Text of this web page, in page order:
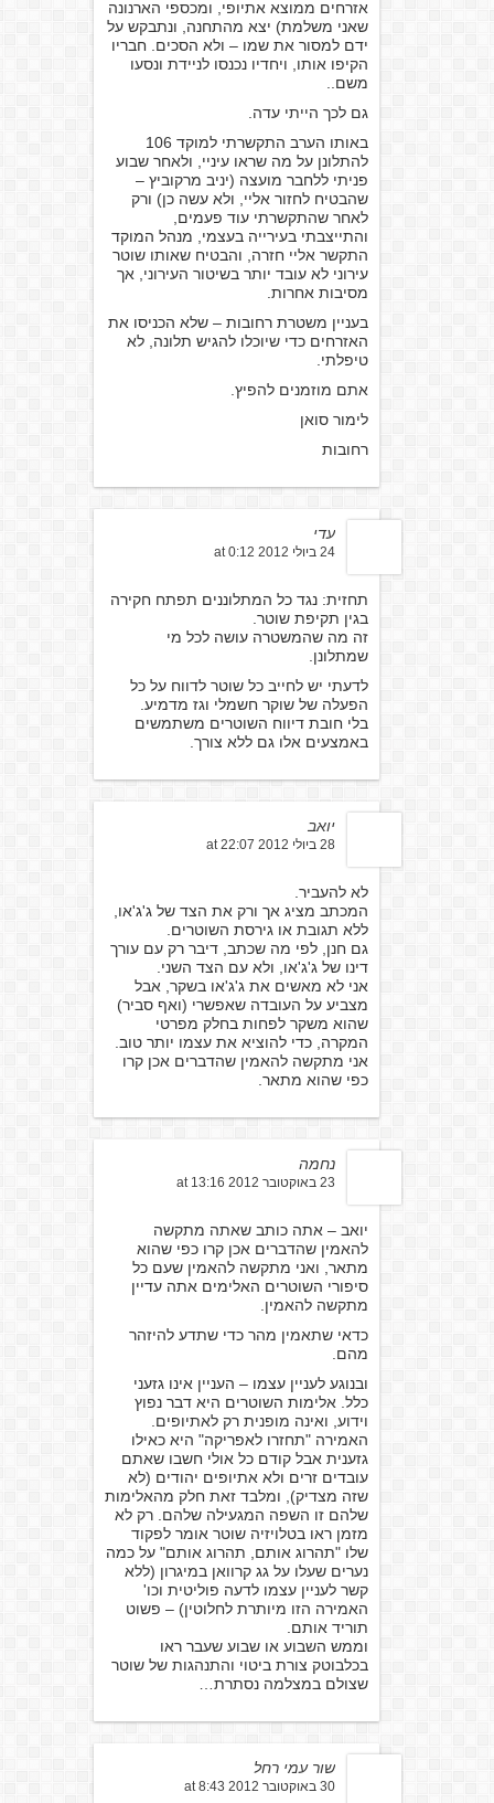
אזרחים ממוצא אתיופי, ומכספי הארנונה
שאני משלמת) יצא מהתחנה, ונתבקש על
ידם למסור את שמו – ולא הסכים. חבריו
הקיפו אותו, ויחדיו נכנסו לניידת ונסעו
משם..
גם לכך הייתי עדה.
באותו הערב התקשרתי למוקד 106
להתלונן על מה שראו עיניי, ולאחר שבוע
פניתי ללחבר מועצה (יניב מרקוביץ –
שהבטיח לחזור אליי, ולא עשה כן) ורק
לאחר שהתקשרתי עוד פעמים,
והתייצבתי בעירייה בעצמי, מנהל המוקד
התקשר אליי חזרה, והבטיח שאותו שוטר
עירוני לא עובד יותר בשיטור העירוני, אך
מסיבות אחרות.
בעניין משטרת רחובות – שלא הכניסו את
האזרחים כדי שיוכלו להגיש תלונה, לא
טיפלתי.
אתם מוזמנים להפיץ.
לימור סואן
רחובות
עדי
24 ביולי 2012 at 0:12
תחזית: נגד כל המתלוננים תפתח חקירה
בגין תקיפת שוטר.
זה מה שהמשטרה עושה לכל מי
שמתלונן.
לדעתי יש לחייב כל שוטר לדווח על כל
הפעלה של שוקר חשמלי וגז מדמיע.
בלי חובת דיווח השוטרים משתמשים
באמצעים אלו גם ללא צורך.
יואב
28 ביולי 2012 at 22:07
לא להעביר.
המכתב מציג אך ורק את הצד של ג'ג'או,
ללא תגובת או גירסת השוטרים.
גם חנן, לפי מה שכתב, דיבר רק עם עורך
דינו של ג'ג'או, ולא עם הצד השני.
אני לא מאשים את ג'ג'או בשקר, אבל
מצביע על העובדה שאפשרי (ואף סביר)
שהוא משקר לפחות בחלק מפרטי
המקרה, כדי להוציא את עצמו יותר טוב.
אני מתקשה להאמין שהדברים אכן קרו
כפי שהוא מתאר.
נחמה
23 באוקטובר 2012 at 13:16
יואב – אתה כותב שאתה מתקשה
להאמין שהדברים אכן קרו כפי שהוא
מתאר, ואני מתקשה להאמין שעם כל
סיפורי השוטרים האלימים אתה עדיין
מתקשה להאמין.
כדאי שתאמין מהר כדי שתדע להיזהר
מהם.
ובנוגע לעניין עצמו – העניין אינו גזעני
כלל. אלימות השוטרים היא דבר נפוץ
וידוע, ואינה מופנית רק לאתיופים.
האמירה "תחזרו לאפריקה" היא כאילו
גזענית אבל קודם כל אולי חשבו שאתם
עובדים זרים ולא אתיופים יהודים (לא
שזה מצדיק), ומלבד זאת חלק מהאלימות
שלהם זו השפה המגעילה שלהם. רק לא
מזמן ראו בטלויזיה שוטר אומר לפקוד
שלו "תהרוג אותם, תהרוג אותם" על כמה
נערים שעלו על גג קרוואן במיגרון (ללא
קשר לעניין עצמו לדעה פוליטית וכו'
האמירה הזו מיותרת לחלוטין) – פשוט
תוריד אותם.
וממש השבוע או שבוע שעבר ראו
בכלבוטק צורת ביטוי והתנהגות של שוטר
שצולם במצלמה נסתרת…
שור עמי רחל
30 באוקטובר 2012 at 8:43